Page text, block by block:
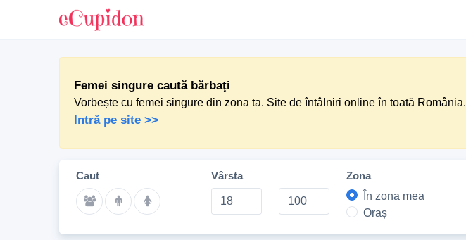
Femei singure caută bărbaţi
Vorbește cu femei singure din zona ta. Site de întâlniri online în toată România.
Intră pe site >>
Caut Vârsta
Zona
În zona mea
Oraș